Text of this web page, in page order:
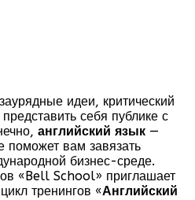
идеи, критический
себя публике с
английский язык —
поможет вам завязать
бизнес-среде.
«Bell School» приглашает
тренингов «Английский